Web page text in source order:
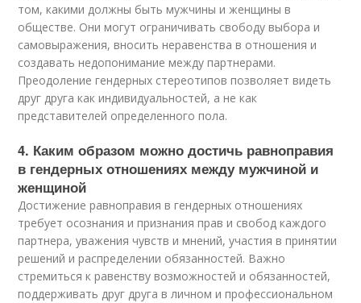
том, какими должны быть мужчины и женщины в
обществе. Они могут ограничивать свободу выбора и
самовыражения, вносить неравенства в отношения и
создавать недопонимание между партнерами.
Преодоление гендерных стереотипов позволяет видеть
друг друга как индивидуальностей, а не как
представителей определенного пола.
4. Каким образом можно достичь равноправия
в гендерных отношениях между мужчиной и
женщиной
Достижение равноправия в гендерных отношениях
требует осознания и признания прав и свобод каждого
партнера, уважения чувств и мнений, участия в принятии
решений и распределении обязанностей. Важно
стремиться к равенству возможностей и обязанностей,
поддерживать друг друга в личном и профессиональном